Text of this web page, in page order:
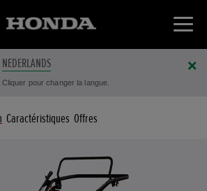
NEDERLANDS
Cliquer pour changer la langue.
Caractéristiques Offres